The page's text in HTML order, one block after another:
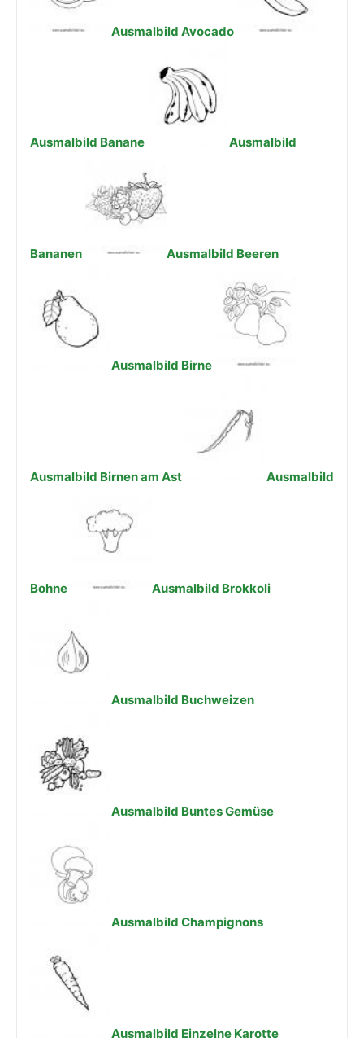
Ausmalbild Avocado
Ausmalbild Banane Ausmalbild
Bananen Ausmalbild Beeren
Ausmalbild Birne
Ausmalbild Birnen am Ast Ausmalbild
Bohne Ausmalbild Brokkoli
Ausmalbild Buchweizen
Ausmalbild Buntes Gemüse
Ausmalbild Champignons
Ausmalbild Einzelne Karotte